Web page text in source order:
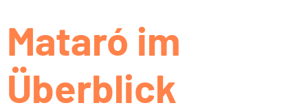
Mataró im
Überblick